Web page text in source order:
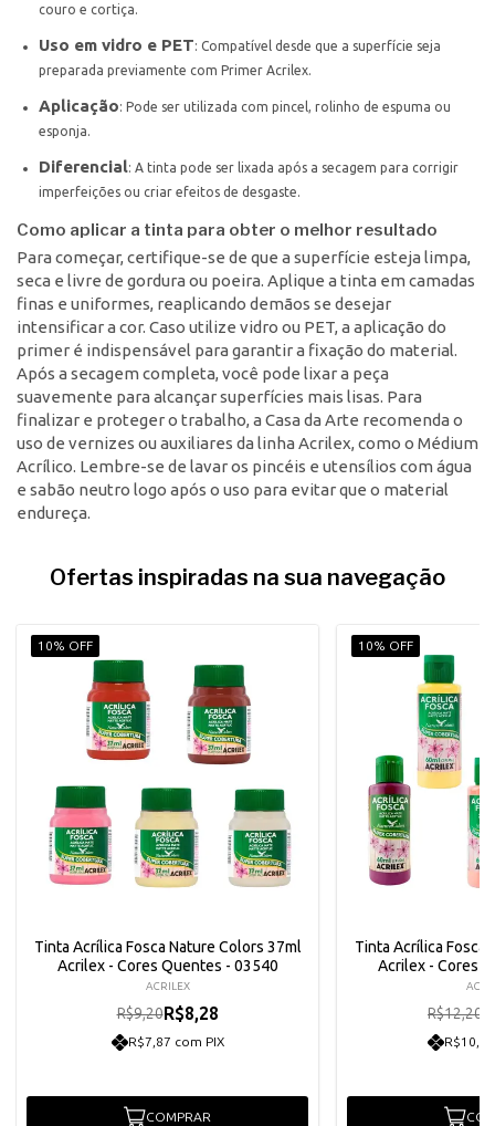
couro e cortiça.
Uso em vidro e PET: Compatível desde que a superfície seja
preparada previamente com Primer Acrilex.
Aplicação: Pode ser utilizada com pincel, rolinho de espuma ou
esponja.
Diferencial: A tinta pode ser lixada após a secagem para corrigir
imperfeições ou criar efeitos de desgaste.
Como aplicar a tinta para obter o melhor resultado
Para começar, certifique-se de que a superfície esteja limpa,
seca e livre de gordura ou poeira. Aplique a tinta em camadas
finas e uniformes, reaplicando demãos se desejar
intensificar a cor. Caso utilize vidro ou PET, a aplicação do
primer é indispensável para garantir a fixação do material.
Após a secagem completa, você pode lixar a peça
suavemente para alcançar superfícies mais lisas. Para
finalizar e proteger o trabalho, a Casa da Arte recomenda o
uso de vernizes ou auxiliares da linha Acrilex, como o Médium
Acrílico. Lembre-se de lavar os pincéis e utensílios com água
e sabão neutro logo após o uso para evitar que o material
endureça.
Ofertas inspiradas na sua navegação
10% OFF
Tinta Acrílica Fosca Nature Colors 37ml
Acrilex - Cores Quentes - 03540
ACRILEX
R$9,20R$8,28
R$7,87 com PIX
COMPRAR
10% OFF
Tinta Acrílica Fosca
Acrilex - Cores
R$12,20